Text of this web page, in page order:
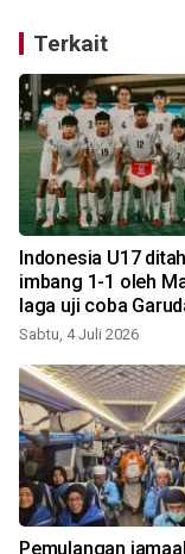
Terkait
Indonesia U17
imbang 1-1 oleh
laga uji coba
Championship
Sabtu, 4 Juli 2026
Pemulangan